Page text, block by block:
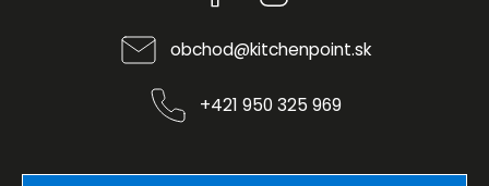
obchod@kitchenpoint.sk
+421 950 325 969